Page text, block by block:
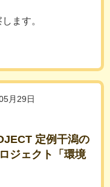
ます。
月29日
定例干潟の
ジェクト「環境